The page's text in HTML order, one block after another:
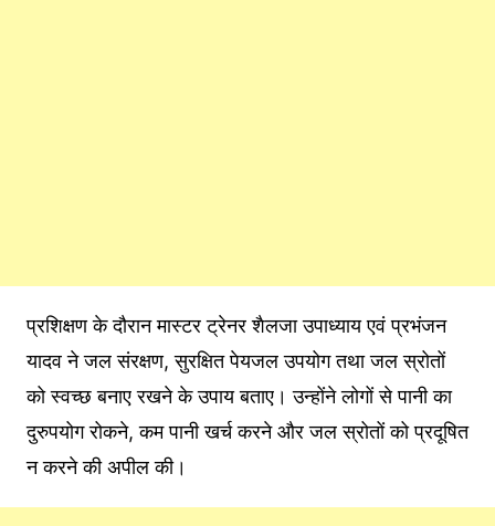
प्रशिक्षण के दौरान मास्टर ट्रेनर शैलजा उपाध्याय एवं प्रभंजन
यादव ने जल संरक्षण, सुरक्षित पेयजल उपयोग तथा जल स्रोतों
को स्वच्छ बनाए रखने के उपाय बताए। उन्होंने लोगों से पानी का
दुरुपयोग रोकने, कम पानी खर्च करने और जल स्रोतों को प्रदूषित
न करने की अपील की।